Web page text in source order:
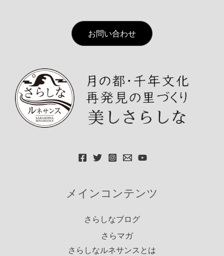
お問い合わせ
メインコンテンツ
さらしなブログ
さらマガ
さらしなルネサンスとは